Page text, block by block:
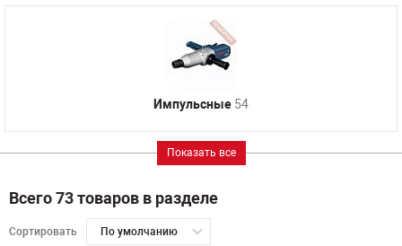
Импульсные 54
Показать все
Всего 73 товаров в разделе
Сортировать По умолчанию